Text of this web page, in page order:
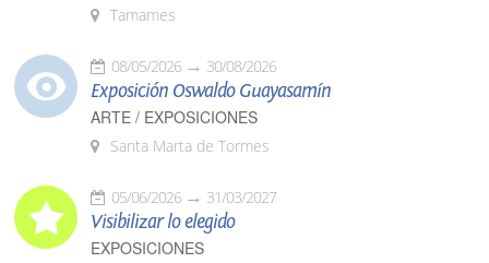
Tamames
08/05/2026 30/08/2026
Exposición Oswaldo Guayasamín
ARTE / EXPOSICIONES
Santa Marta de Tormes
05/06/2026 31/03/2027
Visibilizar lo elegido
EXPOSICIONES